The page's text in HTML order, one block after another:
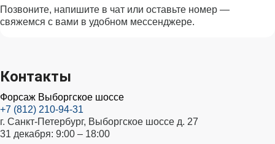
Позвоните, напишите в чат или оставьте номер —
свяжемся с вами в удобном мессенджере.
Контакты
Форсаж Выборгское шоссе
+7 (812) 210-94-31
г. Санкт-Петербург, Выборгское шоссе д. 27
31 декабря: 9:00 – 18:00